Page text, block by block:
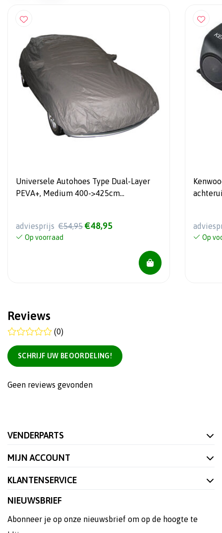
Universele Autohoes Type Dual-Layer
PEVA+, Medium 400->425cm
adviesprijs €54,95 €48,95
Op voorraad Op
Reviews
(0)
SCHRIJF UW BEOORDELING!
Geen reviews gevonden
VENDERPARTS
MIJN ACCOUNT
KLANTENSERVICE
NIEUWSBRIEF
Abonneer je op onze nieuwsbrief om op de hoogte te